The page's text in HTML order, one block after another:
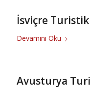
İsviçre Turistik
Devamını Oku
Avusturya